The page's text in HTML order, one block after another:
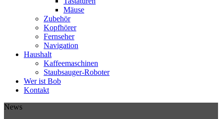
Mäuse
Zubehör
Kopfhörer
Fernseher
Navigation
Haushalt
Kaffeemaschinen
Staubsauger-Roboter
Wer ist Bob
Kontakt
News